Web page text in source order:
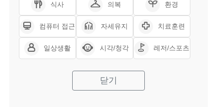
식사 의복 환경
컴퓨터 접근 자세유지 치료훈련
일상생활 시각/청각 레저/스포츠
닫기